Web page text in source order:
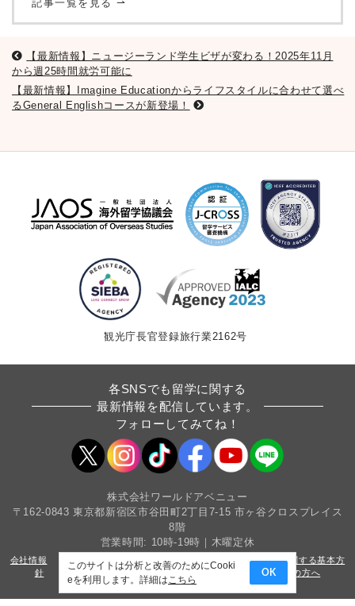
このサイトは分析と改善のためにCooki
eを利用します。詳細はこちら
OK
記事一覧を見る ⇀
【最新情報】ニュージーランド学生ビザが変わる！2025年11月
から週25時間就労可能に
【最新情報】Imagine Educationからライフスタイルに合わせて選べ
るGeneral Englishコースが新登場！
観光庁長官登録旅行業2162号
各SNSでも留学に関する
最新情報を配信しています。
フォローしてみてね！
株式会社ワールドアベニュー
〒162-0843 東京都新宿区市谷田町2丁目7-15 市ヶ谷クロスプレイス
8階
営業時間: 10時-19時｜木曜定休
会社情報 採用情報 条件書・約款
カスタマーハラスメントに関する基本方
針
サイトマップ プライバシーポリシー 法人・教育機関の方へ
Copyright(c) World Avenue Co.,Ltd. All Rights Reserved